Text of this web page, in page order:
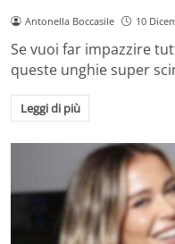
Antonella Boccasile 10
Se vuoi far impazzire
queste unghie super
Leggi di più